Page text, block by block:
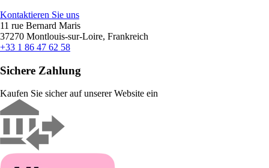
Kontaktieren Sie uns
11 rue Bernard Maris
37270 Montlouis-sur-Loire, Frankreich
+33 1 86 47 62 58
Sichere Zahlung
Kaufen Sie sicher auf unserer Website ein